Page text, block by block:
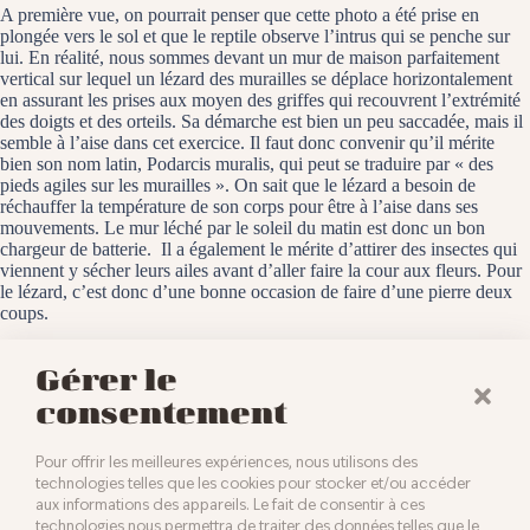
Gérer le
consentement
Pour offrir les meilleures expériences, nous utilisons des
technologies telles que les cookies pour stocker et/ou accéder
aux informations des appareils. Le fait de consentir à ces
A première vue, on pourrait penser que cette photo a été prise en
plongée vers le sol et que le reptile observe l’intrus qui se penche sur
lui. En réalité, nous sommes devant un mur de maison parfaitement
vertical sur lequel un lézard des murailles se déplace horizontalement
en assurant les prises aux moyen des griffes qui recouvrent l’extrémité
des doigts et des orteils. Sa démarche est bien un peu saccadée, mais il
semble à l’aise dans cet exercice. Il faut donc convenir qu’il mérite
bien son nom latin, Podarcis muralis, qui peut se traduire par « des
pieds agiles sur les murailles ». On sait que le lézard a besoin de
réchauffer la température de son corps pour être à l’aise dans ses
mouvements. Le mur léché par le soleil du matin est donc un bon
chargeur de batterie. Il a également le mérite d’attirer des insectes qui
viennent y sécher leurs ailes avant d’aller faire la cour aux fleurs. Pour
le lézard, c’est donc d’une bonne occasion de faire d’une pierre deux
coups.